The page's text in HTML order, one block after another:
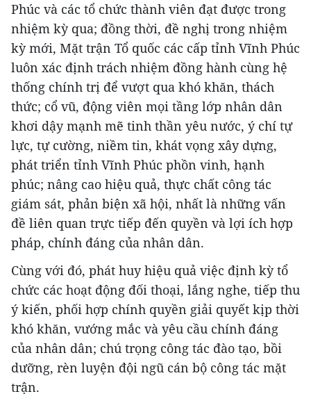
Phúc và các tổ chức thành viên đạt được trong
nhiệm kỳ qua; đồng thời, đề nghị trong nhiệm
kỳ mới, Mặt trận Tổ quốc các cấp tỉnh Vĩnh Phúc
luôn xác định trách nhiệm đồng hành cùng hệ
thống chính trị để vượt qua khó khăn, thách
thức; cổ vũ, động viên mọi tầng lớp nhân dân
khơi dậy mạnh mẽ tinh thần yêu nước, ý chí tự
lực, tự cường, niềm tin, khát vọng xây dựng,
phát triển tỉnh Vĩnh Phúc phồn vinh, hạnh
phúc; nâng cao hiệu quả, thực chất công tác
giám sát, phản biện xã hội, nhất là những vấn
đề liên quan trực tiếp đến quyền và lợi ích hợp
pháp, chính đáng của nhân dân.
Cùng với đó, phát huy hiệu quả việc định kỳ tổ
chức các hoạt động đối thoại, lắng nghe, tiếp thu
ý kiến, phối hợp chính quyền giải quyết kịp thời
khó khăn, vướng mắc và yêu cầu chính đáng
của nhân dân; chú trọng công tác đào tạo, bồi
dưỡng, rèn luyện đội ngũ cán bộ công tác mặt
trận.